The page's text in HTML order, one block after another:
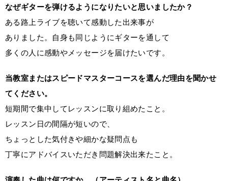
なぜギターを弾けるようになりたいと思いましたか？
ある路上ライブを聴いて感動した出来事が
ありました。自身も同じようにギターを通して
多くの人に感動やメッセージを届けたいです。
当教室またはスピードマスターコースを選んだ理由を聞かせ
てください。
短期間で集中してレッスンに取り組めたこと。
レッスン日の間隔が短いので、
ちょっとした気付きや細かな疑問点も
丁寧にアドバイスいただき問題解決出来たこと。